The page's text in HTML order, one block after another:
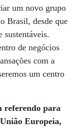
um novo grupo
Brasil, desde que
sustentáveis.
de negócios
com a
um centro
referendo para
Europeia,